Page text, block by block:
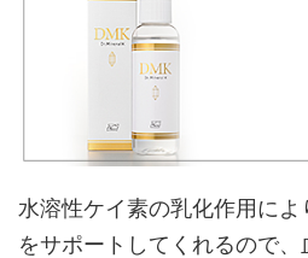
水溶性ケイ素の乳化作用に
をサポートしてくれるので、